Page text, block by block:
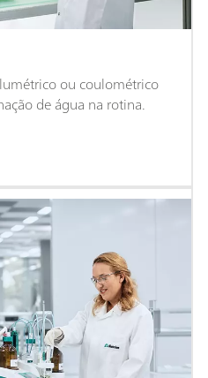
ou coulométrico
de água na rotina.